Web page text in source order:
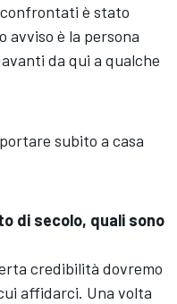
è stato
avviso è la persona
da qui a qualche
subito a casa
di secolo, quali sono
credibilità dovremo
affidarci. Una volta